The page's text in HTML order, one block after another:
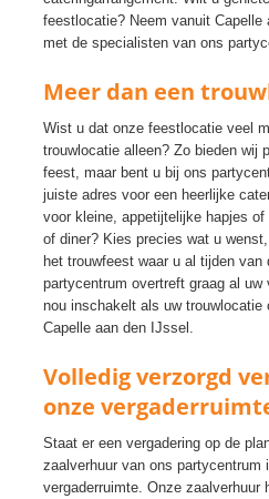
feestlocatie? Neem vanuit
met de specialisten van ons
Meer dan een
Wist u dat onze feestlocatie veel
trouwlocatie alleen? Zo bieden wij
feest, maar bent u bij ons
juiste adres voor een heerlijke
voor kleine, appetijtelijke hapjes
of diner? Kies precies wat u
het trouwfeest waar u al tijden van
partycentrum overtreft graag al uw
nou inschakelt als uw trouwlocatie
Capelle aan den IJssel.
Volledig verzorgd
onze
Staat er een vergadering op de
zaalverhuur van ons partycentrum
vergaderruimte. Onze zaalverhuur